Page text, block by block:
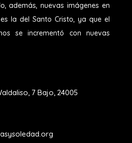
además, nuevas imágenes en
la del Santo Cristo, ya que el
se incrementó con nuevas
7 Bajo, 24005